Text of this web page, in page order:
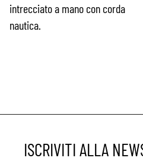
intrecciato a mano con corda
nautica.
ISCRIVITI ALLA